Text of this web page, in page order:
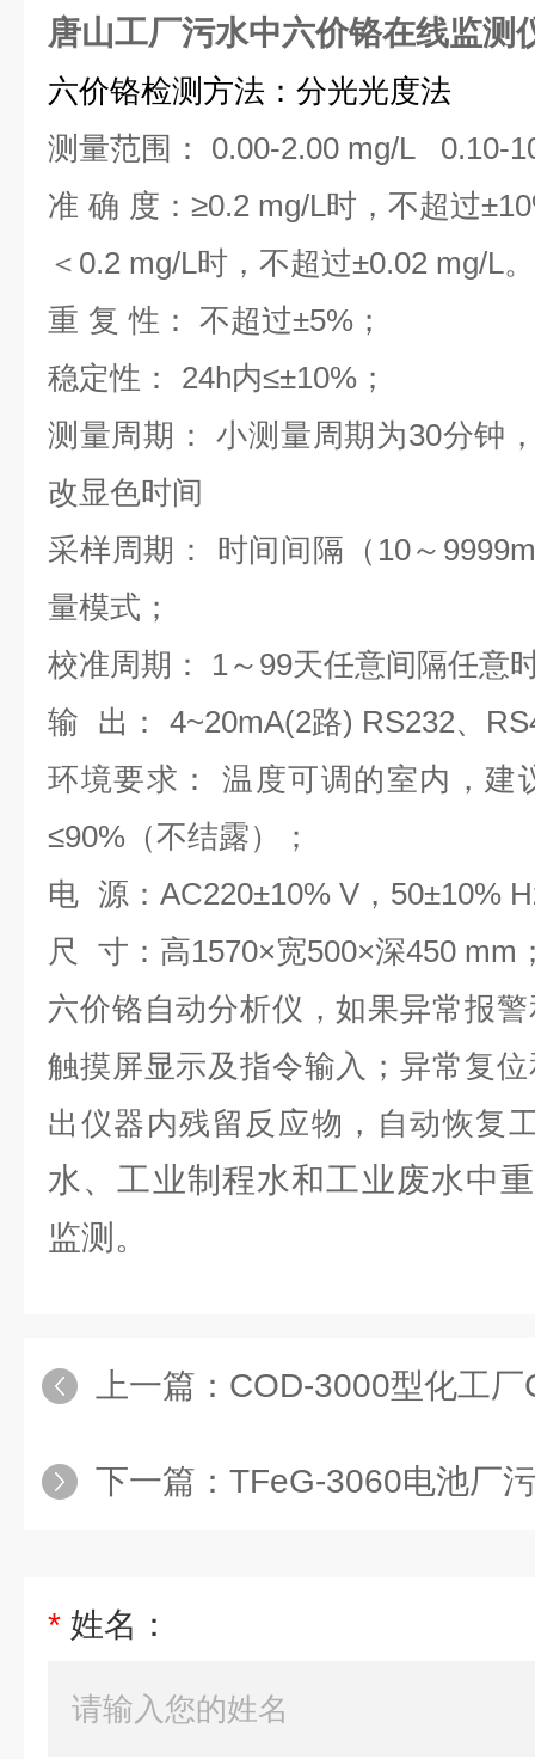
唐山工厂污水中六价铬在线监测
六价铬检测方法：分光光度法
测量范围： 0.00-2.00 mg/L 0.10-
准 确 度：≥0.2 mg/L时，不超过
＜0.2 mg/L时，不超过±0.02 mg/L。
重 复 性： 不超过±5% ；
稳定性： 24h内≤±10% ；
测量周期： 小测量周期为30分钟
改显色时间
采样周期： 时间间隔（10～
量模式 ；
校准周期： 1～99天任意间隔任意
输 出：
4~20mA(2路) RS232、
环境要求： 温度可调的室内，
≤90%（不结露）
；
电 源：AC220±10% V，50±10%
尺
寸：高1570×宽500×深450 mm
六价铬自动分析仪，如果异常报
触摸屏显示及指令输入 ； 异常复
出仪器内残留反应物，自动恢复
水、工业制程水和工业废水中
监测。
上一篇： COD-3000型化工厂COD水
下一篇： TFeG-3060电池厂污水中总铁离
* 姓名：